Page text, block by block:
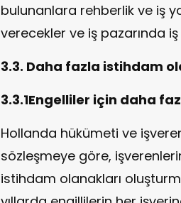
bulunanlara rehberlik ve iş
verecekler ve iş pazarında
3.3. Daha fazla istihdam
3.3.1Engelliler için daha
Hollanda hükümeti ve
sözleşmeye göre,
istihdam olanakları